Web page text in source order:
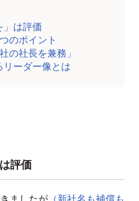
」は評価
のポイント
の社長を兼務」
ーダー像とは
評価